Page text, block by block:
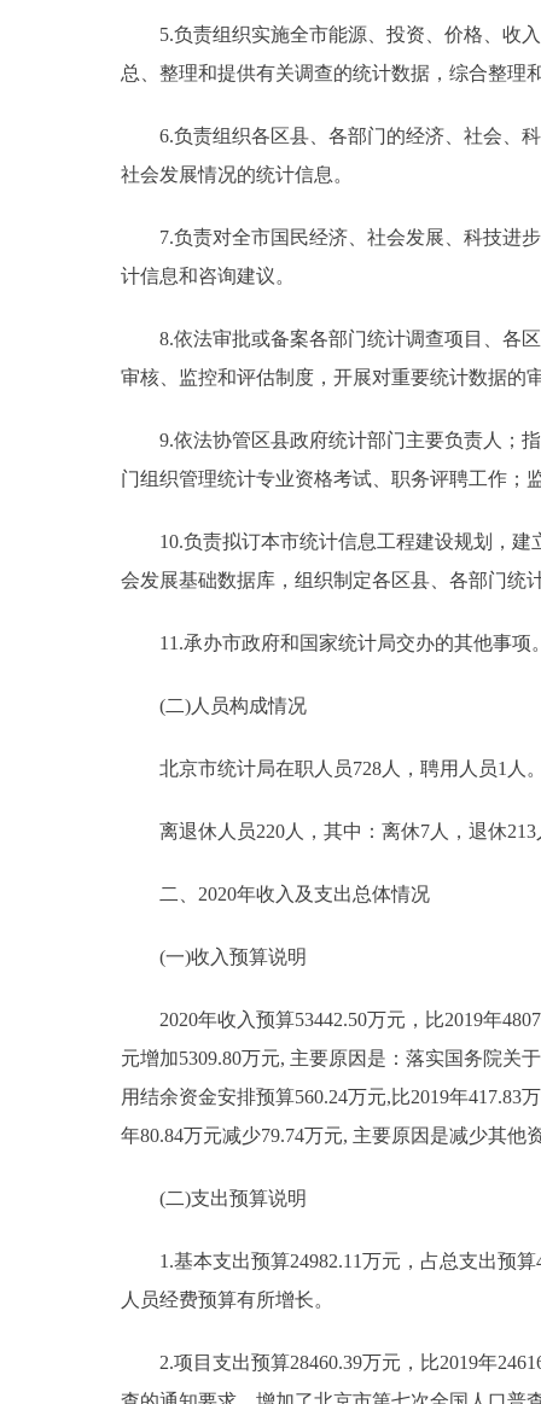
5.负责组织实施全市能源、投资、价格、收入
总、整理和提供有关调查的统计数据，综合整理
6.负责组织各区县、各部门的经济、社会、科
社会发展情况的统计信息。
7.负责对全市国民经济、社会发展、科技进步
计信息和咨询建议。
8.依法审批或备案各部门统计调查项目、各区
审核、监控和评估制度，开展对重要统计数据的
9.依法协管区县政府统计部门主要负责人；指
门组织管理统计专业资格考试、职务评聘工作；
10.负责拟订本市统计信息工程建设规划，建
会发展基础数据库，组织制定各区县、各部门统
11.承办市政府和国家统计局交办的其他事项
(二)人员构成情况
北京市统计局在职人员728人，聘用人员1人
离退休人员220人，其中：离休7人，退休213
二、2020年收入及支出总体情况
(一)收入预算说明
2020年收入预算53442.50万元，比2019年
元增加5309.80万元, 主要原因是：落实国务院关
用结余资金安排预算560.24万元,比2019年
年80.84万元减少79.74万元, 主要原因是减少其他
(二)支出预算说明
1.基本支出预算24982.11万元，占总支出预算
人员经费预算有所增长。
2.项目支出预算28460.39万元，比2019年